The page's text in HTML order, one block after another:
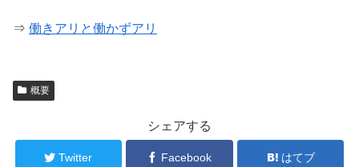
⇒ 働きアリと働かずアリ
概要
シェアする
Twitter Facebook はてブ